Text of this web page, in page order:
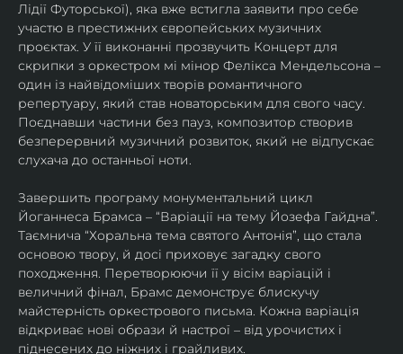
Лідії Футорської), яка вже встигла заявити про себе
участю в престижних європейських музичних
проєктах. У її виконанні прозвучить Концерт для
скрипки з оркестром мі мінор Фелікса Мендельсона –
один із найвідоміших творів романтичного
репертуару, який став новаторським для свого часу.
Поєднавши частини без пауз, композитор створив
безперервний музичний розвиток, який не відпускає
слухача до останньої ноти.
Завершить програму монументальний цикл
Йоганнеса Брамса – “Варіації на тему Йозефа Гайдна”.
Таємнича “Хоральна тема святого Антонія”, що стала
основою твору, й досі приховує загадку свого
походження. Перетворюючи її у вісім варіацій і
величний фінал, Брамс демонструє блискучу
майстерність оркестрового письма. Кожна варіація
відкриває нові образи й настрої – від урочистих і
піднесених до ніжних і грайливих.